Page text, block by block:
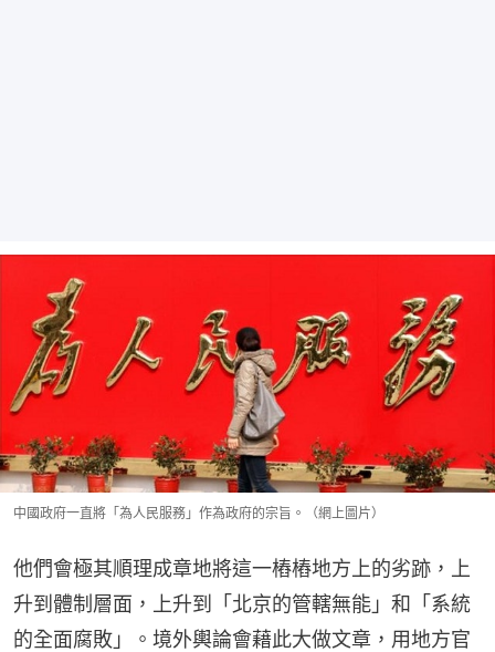
中國政府一直將「為人民服務」作為政府的宗旨。（網上圖片）
他們會極其順理成章地將這一樁樁地方上的劣跡，上
升到體制層面，上升到「北京的管轄無能」和「系統
的全面腐敗」。境外輿論會藉此大做文章，用地方官